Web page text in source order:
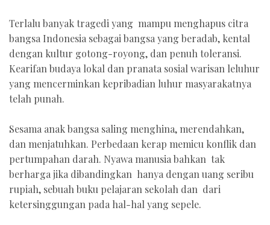
Terlalu banyak tragedi yang mampu menghapus citra
bangsa Indonesia sebagai bangsa yang beradab, kental
dengan kultur gotong-royong, dan penuh toleransi.
Kearifan budaya lokal dan pranata sosial warisan leluhur
yang mencerminkan kepribadian luhur masyarakatnya
telah punah.
Sesama anak bangsa saling menghina, merendahkan,
dan menjatuhkan. Perbedaan kerap memicu konflik dan
pertumpahan darah. Nyawa manusia bahkan tak
berharga jika dibandingkan hanya dengan uang seribu
rupiah, sebuah buku pelajaran sekolah dan dari
ketersinggungan pada hal-hal yang sepele.